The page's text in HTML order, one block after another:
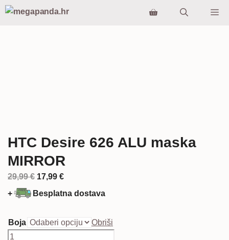
Preskoči
HTC Desire 626 ALU maska
MIRROR
29,99€ Izvorna
cijena
29,99 €.
17,99 €Trenutna
cijena
+ Besplatna dostava
Boja
Obriši
HTC